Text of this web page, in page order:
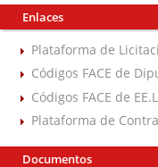
Enlaces
Plataforma de
Códigos FACE de
Códigos FACE de
Plataforma de
Documentos